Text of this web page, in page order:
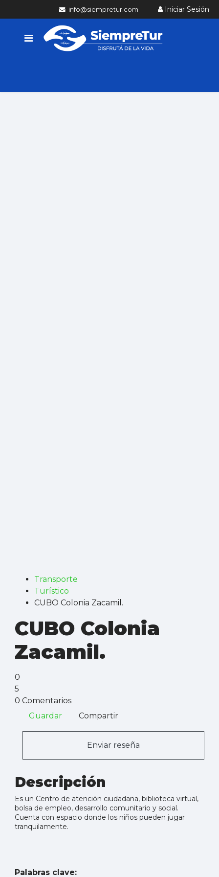
Iniciar Sesión
info@siempretur.com
Transporte
Turístico
CUBO Colonia Zacamil.
CUBO Colonia
Zacamil.
0
5
0 Comentarios
Guardar
Compartir
Enviar reseña
Descripción
Es un Centro de atención ciudadana, biblioteca virtual,
bolsa de empleo, desarrollo comunitario y social.
Cuenta con espacio donde los niños pueden jugar
tranquilamente.
Palabras clave: